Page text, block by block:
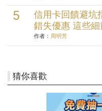
信用卡回饋避坑
錯失優惠 這些
作者： 周明芳
猜你喜歡